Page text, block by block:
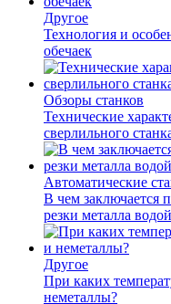
Другое
Технология и
обечаек
Обзоры станков
Технические
сверлильного
Автоматические
В чем заключается
резки металла
Другое
При каких
неметаллы?